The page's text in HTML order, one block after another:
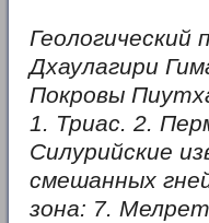
Геологический
Дхаулагири
Покровы
1. Триас. 2.
Силурийские
смешанных
зона: 7.